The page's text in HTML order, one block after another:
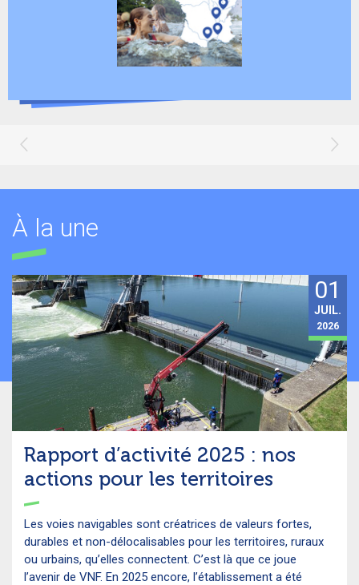
À la une
Rapport d’activité 2025 : nos
actions pour les territoires
Les voies navigables sont créatrices de valeurs fortes,
durables et non-délocalisables pour les territoires, ruraux
ou urbains, qu’elles connectent. C’est là que ce joue
l’avenir de VNF. En 2025 encore, l’établissement a été
01
JUIL.
2026